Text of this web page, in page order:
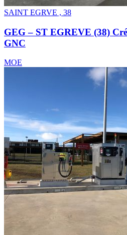
SAINT EGRVE , 38
GEG – ST EGREVE (38)
GNC
MOE